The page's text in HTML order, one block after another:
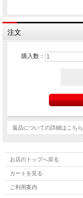
【日本製】[特許
量1688ppbの水素
スティックを入れるだけで業
ります。
500mlのペットボトルで約
■内容素材：水素還元セラミ
■スティック素材：ＰＰ樹脂
注文
購入数：
返品についての詳細はこちら
お店のトップへ戻る
カートを見る
ご利用案内